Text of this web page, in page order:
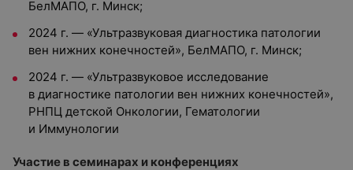
БелМАПО, г. Минск;
2024 г. — «Ультразвуковая диагностика патологии
вен нижних конечностей», БелМАПО, г. Минск;
2024 г. — «Ультразвуковое исследование
в диагностике патологии вен нижних конечностей»,
РНПЦ детской Онкологии, Гематологии
и Иммунологии
Участие в семинарах и конференциях